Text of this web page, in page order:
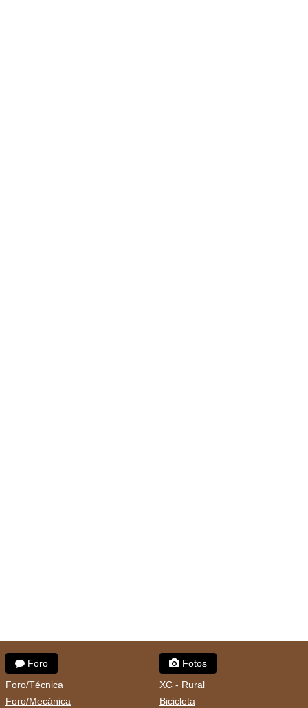
Foro
Foro/Técnica
Foro/Mecánica
Fotos
XC - Rural
Bicicleta